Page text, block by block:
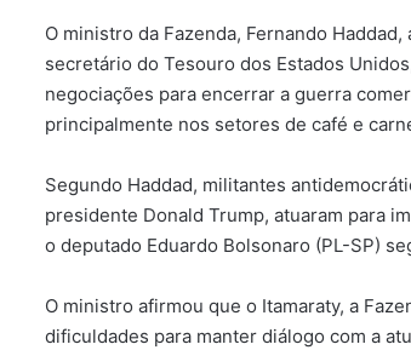
O ministro da Fazenda, Fernando
secretário do Tesouro dos Estados
negociações para encerrar a guerra
principalmente nos setores de café e
Segundo Haddad, militantes
presidente Donald Trump, atuaram para
o deputado Eduardo Bolsonaro (PL-SP)
O ministro afirmou que o Itamaraty, a
dificuldades para manter diálogo com a